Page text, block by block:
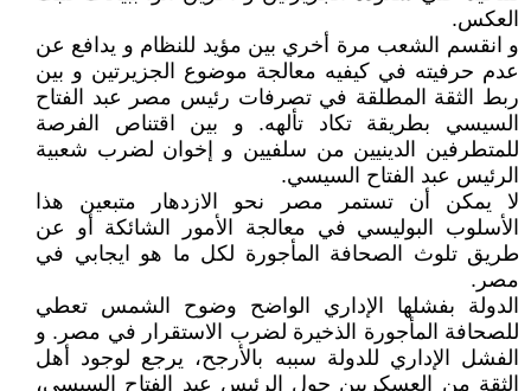
العكس.
و انقسم الشعب مرة أخري بين مؤيد للنظام و يدافع عن
عدم حرفيته في كيفيه معالجة موضوع الجزيرتين و بين
ربط الثقة المطلقة في تصرفات رئيس مصر عبد الفتاح
السيسي بطريقة تكاد تألهه. و بين اقتناص الفرصة
للمتطرفين الدينيين من سلفيين و إخوان لضرب شعبية
الرئيس عبد الفتاح السيسي.
لا يمكن أن تستمر مصر نحو الازدهار متبعين هذا
الأسلوب البوليسي في معالجة الأمور الشائكة أو عن
طريق تلوث الصحافة المأجورة لكل ما هو ايجابي في
مصر.
الدولة بفشلها الإداري الواضح وضوح الشمس تعطي
للصحافة المأجورة الذخيرة لضرب الاستقرار في مصر. و
الفشل الإداري للدولة سببه بالأرجح، يرجع لوجود أهل
الثقة من العسكريين حول الرئيس عبد الفتاح السيسي،